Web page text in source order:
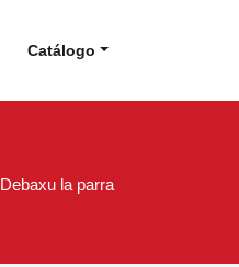
Catálogo
Debaxu la parra